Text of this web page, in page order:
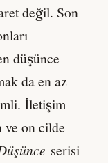
değil. Son
düşünce
da en az
İletişim
ve on cilde
serisi